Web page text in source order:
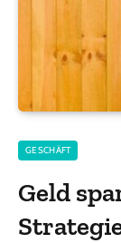
GESCHÄFT
Geld